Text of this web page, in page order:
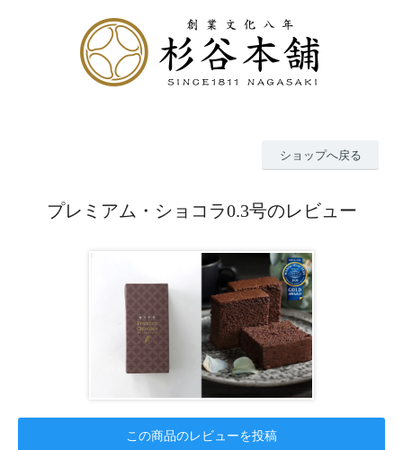
ショップへ戻る
プレミアム・ショコラ0.3号のレビュー
この商品のレビューを投稿